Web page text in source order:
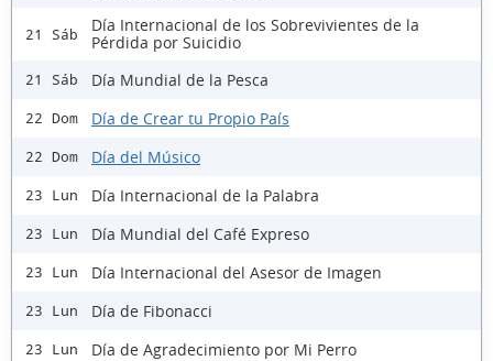
21 Sáb
Día Internacional de los Sobrevivientes de la
Pérdida por Suicidio
21 Sáb Día Mundial de la Pesca
22 Dom Día de Crear tu Propio País
22 Dom Día del Músico
23 Lun Día Internacional de la Palabra
23 Lun Día Mundial del Café Expreso
23 Lun Día Internacional del Asesor de Imagen
23 Lun Día de Fibonacci
23 Lun Día de Agradecimiento por Mi Perro